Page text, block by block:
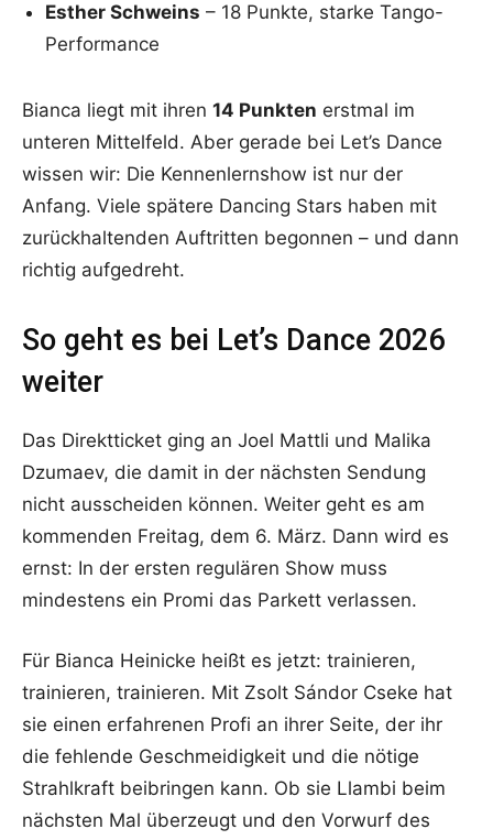
Esther Schweins – 18 Punkte, starke Tango-
Performance
Bianca liegt mit ihren 14 Punkten erstmal im
unteren Mittelfeld. Aber gerade bei Let’s Dance
wissen wir: Die Kennenlernshow ist nur der
Anfang. Viele spätere Dancing Stars haben mit
zurückhaltenden Auftritten begonnen – und dann
richtig aufgedreht.
So geht es bei Let’s Dance 2026
weiter
Das Direktticket ging an Joel Mattli und Malika
Dzumaev, die damit in der nächsten Sendung
nicht ausscheiden können. Weiter geht es am
kommenden Freitag, dem 6. März. Dann wird es
ernst: In der ersten regulären Show muss
mindestens ein Promi das Parkett verlassen.
Für Bianca Heinicke heißt es jetzt: trainieren,
trainieren, trainieren. Mit Zsolt Sándor Cseke hat
sie einen erfahrenen Profi an ihrer Seite, der ihr
die fehlende Geschmeidigkeit und die nötige
Strahlkraft beibringen kann. Ob sie Llambi beim
nächsten Mal überzeugt und den Vorwurf des